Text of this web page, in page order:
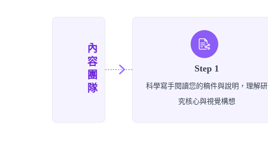
內容團隊 Step 1
科學寫手閱讀您的稿件與說明，理解研
究核心與視覺構想